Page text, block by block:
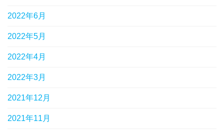
2022年6月
2022年5月
2022年4月
2022年3月
2021年12月
2021年11月